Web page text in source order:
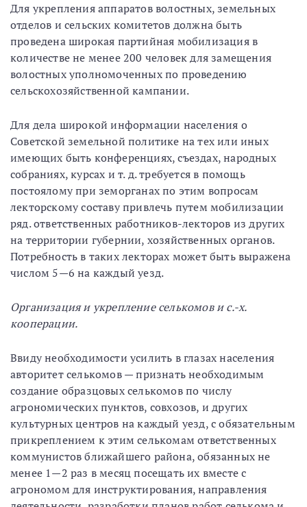
Для укрепления аппаратов волостных, земельных
отделов и сельских комитетов должна быть
проведена широкая партийная мобилизация в
количестве не менее 200 человек для замещения
волостных уполномоченных по проведению
сельскохозяйственной кампании.
Для дела широкой информации населения о
Советской земельной политике на тех или иных
имеющих быть конференциях, съездах, народных
собраниях, курсах и т. д. требуется в помощь
постоялому при земорганах по этим вопросам
лекторскому составу привлечь путем мобилизации
ряд. ответственных работников-лекторов из других
на территории губернии, хозяйственных органов.
Потребность в таких лекторах может быть выражена
числом 5—6 на каждый уезд.
Организация и укрепление селькомов и с.-х.
кооперации.
Ввиду необходимости усилить в глазах населения
авторитет селькомов — признать необходимым
создание образцовых селькомов по числу
агрономических пунктов, совхозов, и других
культурных центров на каждый уезд, с обязательным
прикреплением к этим селькомам ответственных
коммунистов ближайшего района, обязанных не
менее 1—2 раз в месяц посещать их вместе с
агрономом для инструктирования, направления